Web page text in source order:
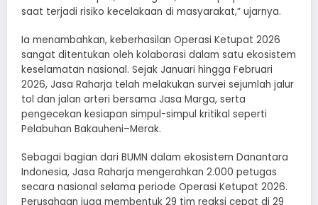
saat terjadi risiko kecelakaan di masyarakat,” ujarnya.
Ia menambahkan, keberhasilan Operasi Ketupat 2026
sangat ditentukan oleh kolaborasi dalam satu ekosistem
keselamatan nasional. Sejak Januari hingga Februari
2026, Jasa Raharja telah melakukan survei sejumlah jalur
tol dan jalan arteri bersama Jasa Marga, serta
pengecekan kesiapan simpul-simpul kritikal seperti
Pelabuhan Bakauheni–Merak.
Sebagai bagian dari BUMN dalam ekosistem Danantara
Indonesia, Jasa Raharja mengerahkan 2.000 petugas
secara nasional selama periode Operasi Ketupat 2026.
Perusahaan juga membentuk 29 tim reaksi cepat di 29